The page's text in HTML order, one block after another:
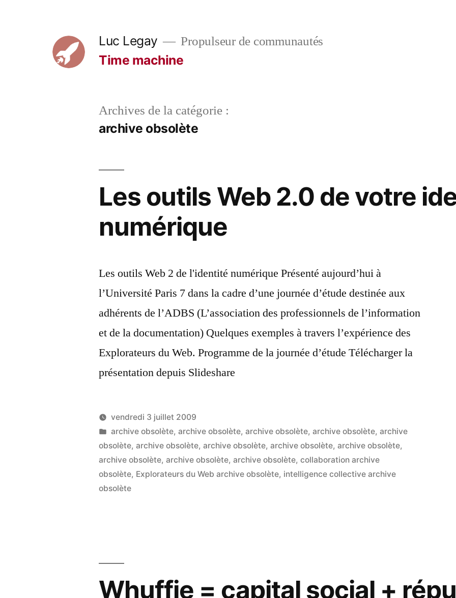
Luc Legay Propulseur de communautés
Time machine
Archives de la catégorie :
archive obsolète
Les outils Web 2.0 de votre
numérique
Les outils Web 2 de l'identité numérique Présenté aujourd’hui à
l’Université Paris 7 dans la cadre d’une journée d’étude destinée aux
adhérents de l’ADBS (L’association des professionnels de l’information
et de la documentation) Quelques exemples à travers l’expérience des
Explorateurs du Web. Programme de la journée d’étude Télécharger la
présentation depuis Slideshare
Publié
par
LucL
vendredi 3 juillet 2009
Publié
dans
archive obsolète,archive obsolète,archive obsolète,archive obsolète,archive
obsolète,archive obsolète,archive obsolète,archive obsolète,archive obsolète,
archive obsolète,archive obsolète,archive obsolète,collaboration archive
obsolète, Explorateurs du Web archive obsolète, intelligence collective archive
obsolète
Whuffie = capital social +